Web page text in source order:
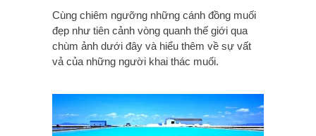
Cùng chiêm ngưỡng những cánh đồng muối
đẹp như tiên cảnh vòng quanh thế giới qua
chùm ảnh dưới đây và hiểu thêm về sự vất
vả của những người khai thác muối.